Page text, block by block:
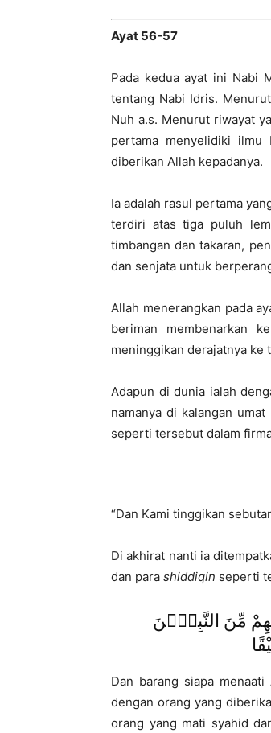
Ayat 56-57
Pada kedua ayat ini Nabi
tentang Nabi Idris.
Nuh a.s. Menurut riwayat
pertama menyelidiki ilmu
diberikan Allah kepadanya.
Ia adalah rasul pertama
terdiri atas tiga puluh
timbangan dan takaran,
dan senjata untuk
Allah menerangkan pada
beriman membenarkan
meninggikan derajatnya ke
Adapun di dunia ialah
namanya di kalangan
seperti tersebut dalam
“Dan Kami tinggikan
Di akhirat nanti ia
dan para shiddiqin seperti
مِّنَ النَّبِيّٖنَ
Dan barang siapa
dengan orang yang
orang yang mati syahid